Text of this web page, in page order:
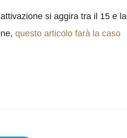
si aggira tra il 15 e la
questo articolo farà la caso